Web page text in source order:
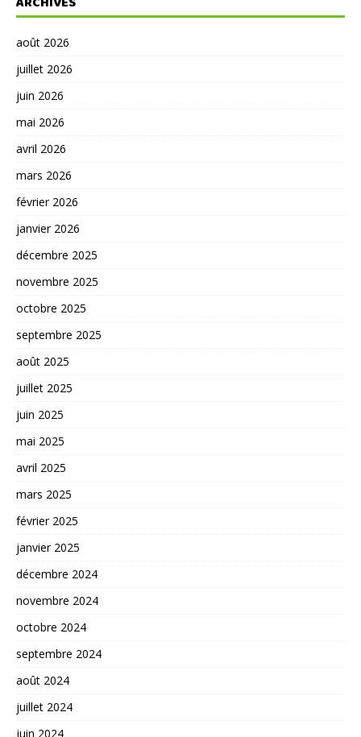
août 2026
juillet 2026
juin 2026
mai 2026
avril 2026
mars 2026
février 2026
janvier 2026
décembre 2025
novembre 2025
octobre 2025
septembre 2025
août 2025
juillet 2025
juin 2025
mai 2025
avril 2025
mars 2025
février 2025
janvier 2025
décembre 2024
novembre 2024
octobre 2024
septembre 2024
août 2024
juillet 2024
juin 2024